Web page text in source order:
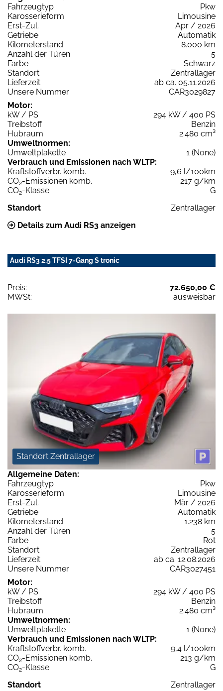
Fahrzeugtyp
Pkw
Karosserieform
Limousine
Erst-Zul.
Apr / 2026
Getriebe
Automatik
Kilometerstand
8.000 km
Anzahl der Türen
5
Farbe
Schwarz
Standort
Zentrallager
Lieferzeit
ab ca. 05.11.2026
Unsere Nummer
CAR3029827
Motor:
kW / PS
294 kW / 400 PS
Treibstoff
Benzin
Hubraum
2.480 cm³
Umweltnormen:
Umweltplakette
1 (None)
Verbrauch und Emissionen nach WLTP:
Kraftstoffverbr. komb.
9,6 l/100km
CO2-Emissionen komb.
217 g/km
CO2-Klasse
G
Standort
Zentrallager
Details zum Audi RS3 anzeigen
Audi RS3 2.5 TFSI 7-Gang S tronic
Preis:
72.650,00 €
MWSt:
ausweisbar
Standort Zentrallager
Allgemeine Daten:
Fahrzeugtyp
Pkw
Karosserieform
Limousine
Erst-Zul.
Mär / 2026
Getriebe
Automatik
Kilometerstand
1.238 km
Anzahl der Türen
5
Farbe
Rot
Standort
Zentrallager
Lieferzeit
ab ca. 12.08.2026
Unsere Nummer
CAR3027451
Motor:
kW / PS
294 kW / 400 PS
Treibstoff
Benzin
Hubraum
2.480 cm³
Umweltnormen:
Umweltplakette
1 (None)
Verbrauch und Emissionen nach WLTP:
Kraftstoffverbr. komb.
9,4 l/100km
CO2-Emissionen komb.
213 g/km
CO2-Klasse
G
Standort
Zentrallager